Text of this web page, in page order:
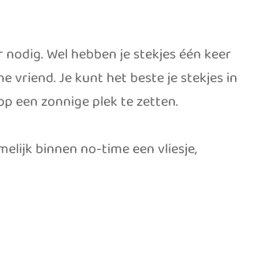
Wel hebben je stekjes één keer
vriend. Je kunt het beste je stekjes in
een zonnige plek te zetten.
binnen no-time een vliesje,